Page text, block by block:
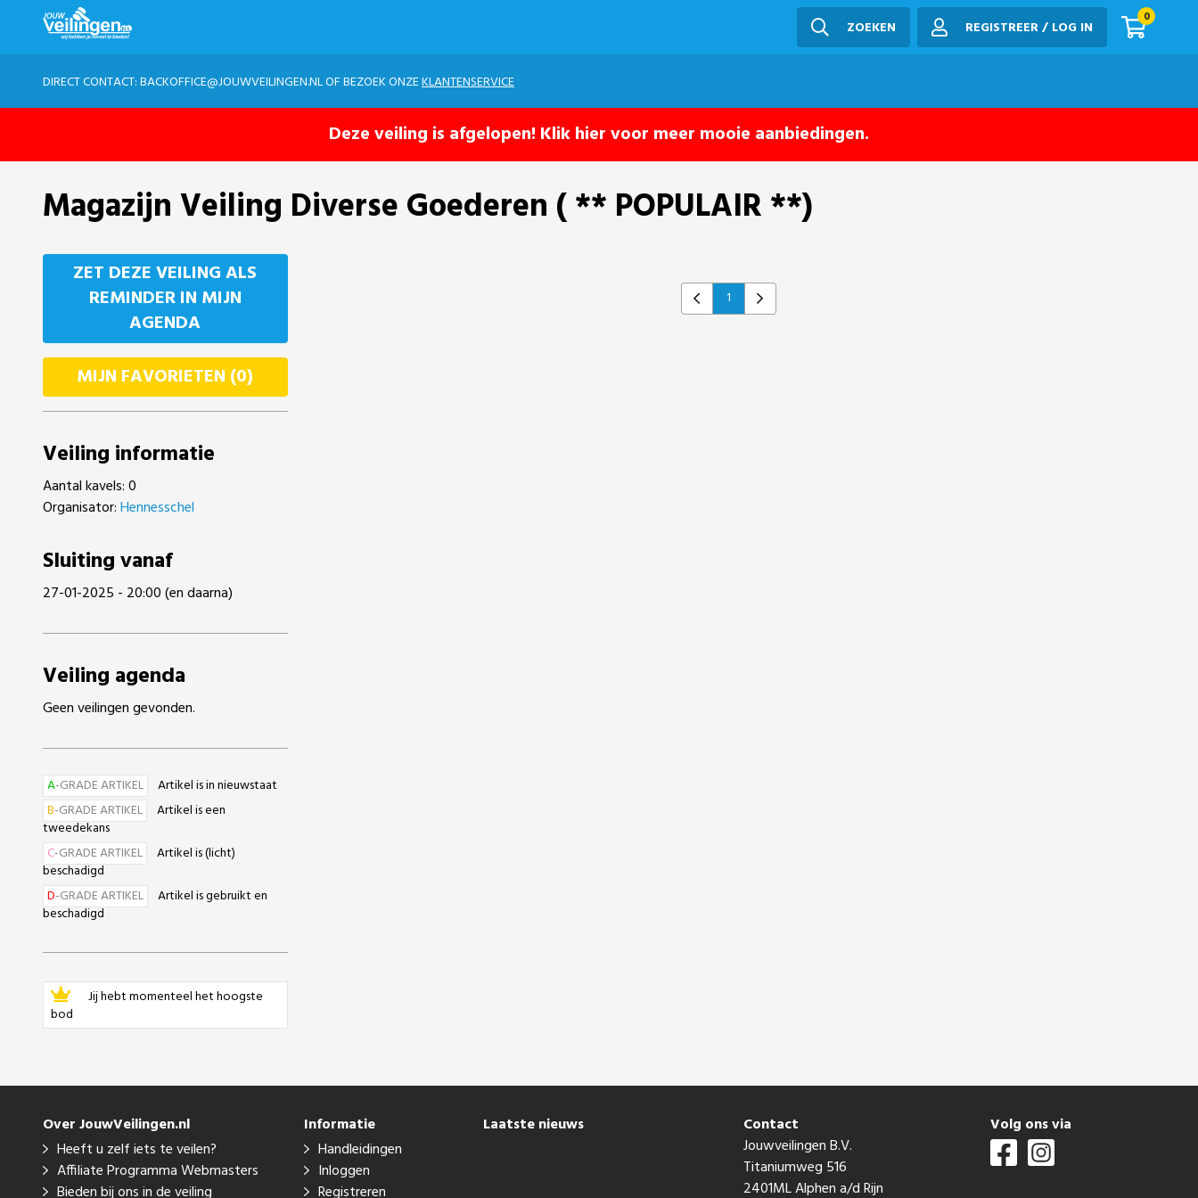
ZOEKEN REGISTREER / LOG IN
0
DIRECT CONTACT:BACKOFFICE@JOUWVEILINGEN.NLOF BEZOEK ONZEKLANTENSERVICE
Deze veiling is afgelopen! Klik hier voor meer mooie aanbiedingen.
Magazijn Veiling Diverse Goederen ( ** POPULAIR **)
ZET DEZE VEILING ALS
REMINDER IN MIJN
AGENDA
MIJN FAVORIETEN (0)
Veiling informatie
Aantal kavels: 0
Organisator:Hennesschel
Sluiting vanaf
27-01-2025 - 20:00 (en daarna)
Veiling agenda
Geen veilingen gevonden.
A-GRADE ARTIKEL
Artikel is in nieuwstaat
B-GRADE ARTIKEL
Artikel is een
tweedekans
C-GRADE ARTIKEL
Artikel is (licht)
beschadigd
D-GRADE ARTIKEL
Artikel is gebruikt en
beschadigd
Jij hebt momenteel het hoogste
bod
Previous
1 Next
Over JouwVeilingen.nl
Heeft u zelf iets te veilen?
Affiliate Programma Webmasters
Bieden bij ons in de veiling
Informatie
Handleidingen
Inloggen
Registreren
Laatste nieuws
Contact
Jouwveilingen B.V.
Titaniumweg 516
2401ML Alphen a/d Rijn
Volg ons via